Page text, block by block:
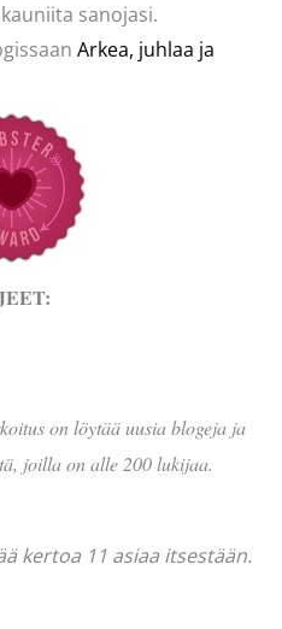
sanojasi.
Arkea, juhlaa ja
on löytää uusia blogeja ja
joilla on alle 200 lukijaa.
kertoa 11 asiaa itsestään.